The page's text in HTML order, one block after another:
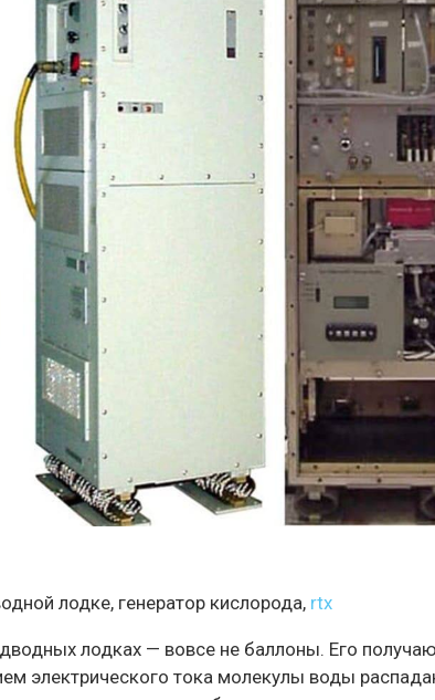
лодке, генератор кислорода, rtx
лодках — вовсе не баллоны. Его
электрического тока молекулы воды